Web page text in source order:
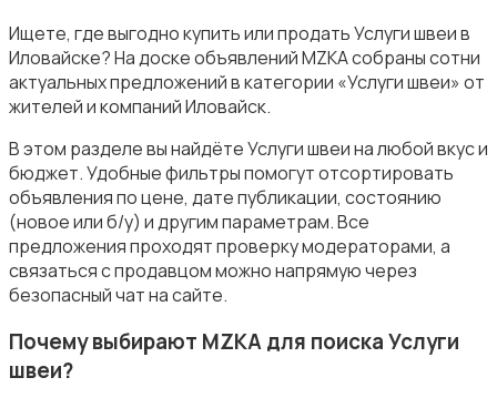
Уборка
Автоуслуги
Ищете, где выгодно купить или продать Услуги швеи в
Иловайске? На доске объявлений MZKA собраны сотни
актуальных предложений в категории «Услуги швеи» от
жителей и компаний Иловайск.
В этом разделе вы найдёте Услуги швеи на любой вкус и
бюджет. Удобные фильтры помогут отсортировать
объявления по цене, дате публикации, состоянию
(новое или б/у) и другим параметрам. Все
предложения проходят проверку модераторами, а
связаться с продавцом можно напрямую через
безопасный чат на сайте.
Почему выбирают MZKA для поиска Услуги
швеи?